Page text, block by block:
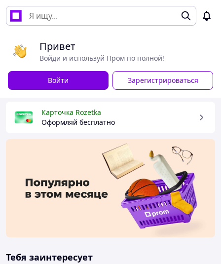
Привет
Войди и используй Пром по полной!
Войти Зарегистрироваться
Карточка Rozetka
Оформляй бесплатно
Тебя заинтересует